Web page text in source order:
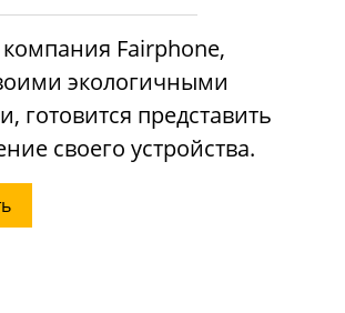
компания Fairphone,
экологичными
готовится представить
своего устройства.